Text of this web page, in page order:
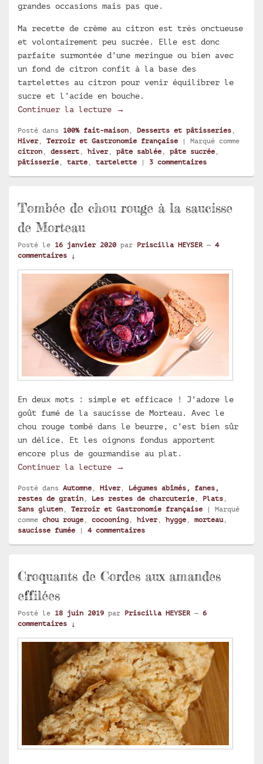
grandes occasions mais pas que.
Ma recette de crème au citron est très onctueuse
et volontairement peu sucrée. Elle est donc
parfaite surmontée d’une meringue ou bien avec
un fond de citron confit à la base des
tartelettes au citron pour venir équilibrer le
sucre et l’acide en bouche.
Continuer la lecture
Tartelettes au citron crémeux
→
Posté dans 100% fait-maison Desserts et pâtisseries
Hiver, Terroir et Gastronomie française | Marqué comme
citron
dessert hiver, pâte sablée pâte sucrée
pâtisserie
tarte tartelette | 3 commentaires
Tombée de chou rouge à la saucisse
de Morteau
Posté le 16 janvier 2020 par Priscilla HEYSER — 4
commentaires ↓
En deux mots : simple et efficace ! J’adore le
goût fumé de la saucisse de Morteau. Avec le
chou rouge tombé dans le beurre, c’est bien sûr
un délice. Et les oignons fondus apportent
encore plus de gourmandise au plat.
Continuer la lecture
Tombée de chou rouge à la
→
Posté dans Automne , Hiver, Légumes abîmés, fanes,
restes de gratin , Les restes de charcuterie , Plats ,
Sans gluten , Terroir et Gastronomie française | Marqué
comme chou rouge , cocooning , hiver, hygge , morteau,
saucisse fumée
| 4commentaires
Croquants de Cordes aux amandes
effilées
Posté le 18 juin 2019 par Priscilla HEYSER — 6
commentaires ↓